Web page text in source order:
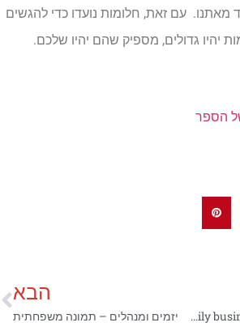
עם זאת, חלומות נועדו כדי להגשים
יהיו גדולים, מספיק שהם יהיו שלכם.
הספר
Family business leadership series
הבא
יזמים ומנהלים – תמונה משפחתית